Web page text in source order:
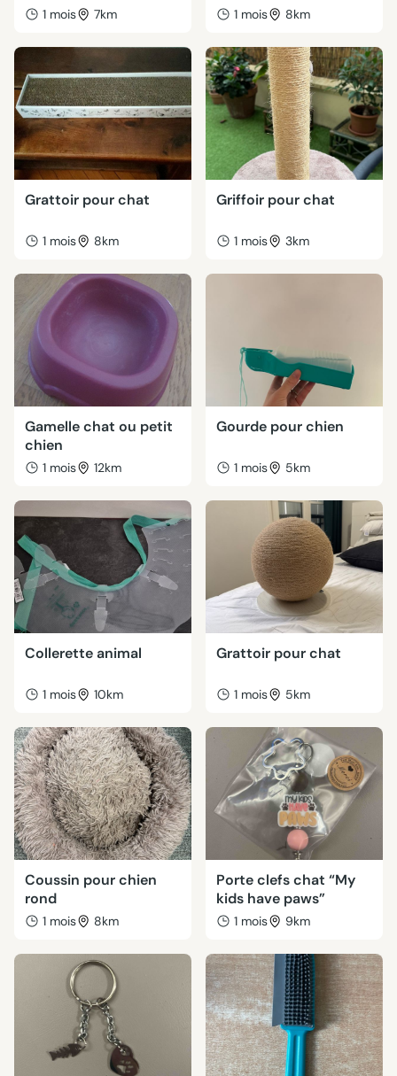
1 mois 7km 1 mois 8km
Grattoir pour chat
1 mois 8km
Griffoir pour chat
1 mois 3km
Gamelle chat ou petit
chien
1 mois 12km
Gourde pour chien
1 mois 5km
Collerette animal
1 mois 10km
Grattoir pour chat
1 mois 5km
Coussin pour chien
rond
1 mois 8km
Porte clefs chat “My
kids have paws”
1 mois 9km